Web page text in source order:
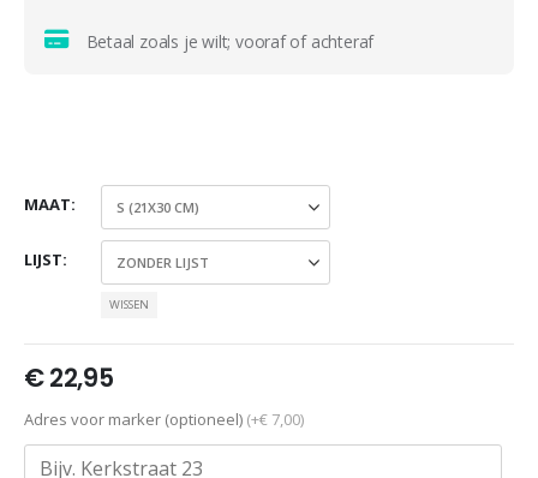
Betaal zoals je wilt; vooraf of achteraf
MAAT
LIJST
WISSEN
€22,95
Adres voor marker (optioneel) (+€ 7,00)